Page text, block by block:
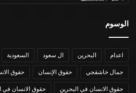
الوسوم
اعدام البحرين ال سعود السعودية
جمال خاشقجي حقوق الإنسان حقوق
حقوق الانسان في البحرين حقوق الانسان في